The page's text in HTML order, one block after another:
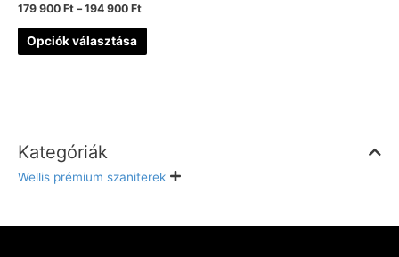
Kategóriák
Wellis prémium szaniterek
179 900 Ft –194 900 Ft
Opciók választása